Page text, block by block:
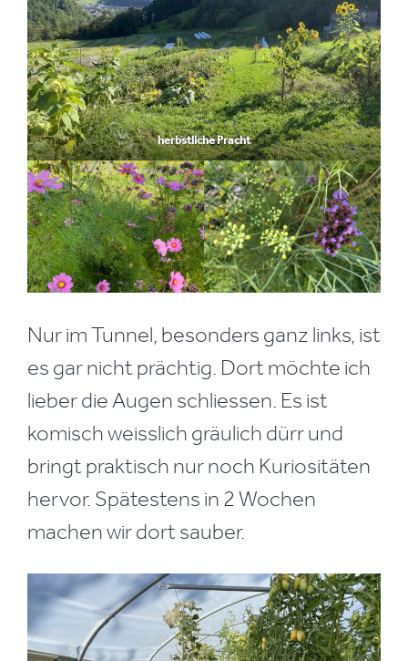
herbstliche Pracht
Nur im Tunnel, besonders ganz links, ist
es gar nicht prächtig. Dort möchte ich
lieber die Augen schliessen. Es ist
komisch weisslich gräulich dürr und
bringt praktisch nur noch Kuriositäten
hervor. Spätestens in 2 Wochen
machen wir dort sauber.